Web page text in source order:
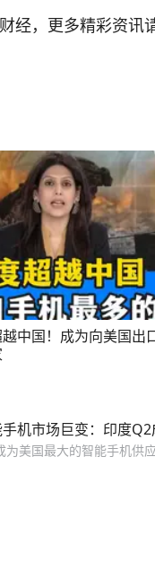
经，更多精彩资讯
中国！成为向美国出
机市场巨变：印度
为美国最大的智能手机供